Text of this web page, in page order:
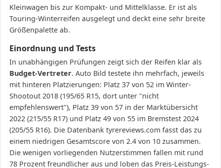
Kleinwagen bis zur Kompakt- und Mittelklasse. Er ist als
Touring-Winterreifen ausgelegt und deckt eine sehr breite
Größenpalette ab.
Einordnung und Tests
In unabhängigen Prüfungen zeigt sich der Reifen klar als
Budget-Vertreter. Auto Bild testete ihn mehrfach, jeweils
mit hinteren Platzierungen: Platz 37 von 52 im Winter-
Shootout 2018 (195/65 R15, dort unter "nicht
empfehlenswert"), Platz 39 von 57 in der Marktübersicht
2022 (215/55 R17) und Platz 49 von 55 im Bremstest 2024
(205/55 R16). Die Datenbank tyrereviews.com fasst das zu
einem niedrigen Gesamtscore von 2.4 von 10 zusammen.
Die wenigen vorliegenden Nutzerstimmen fallen mit rund
78 Prozent freundlicher aus und loben das Preis-Leistungs-